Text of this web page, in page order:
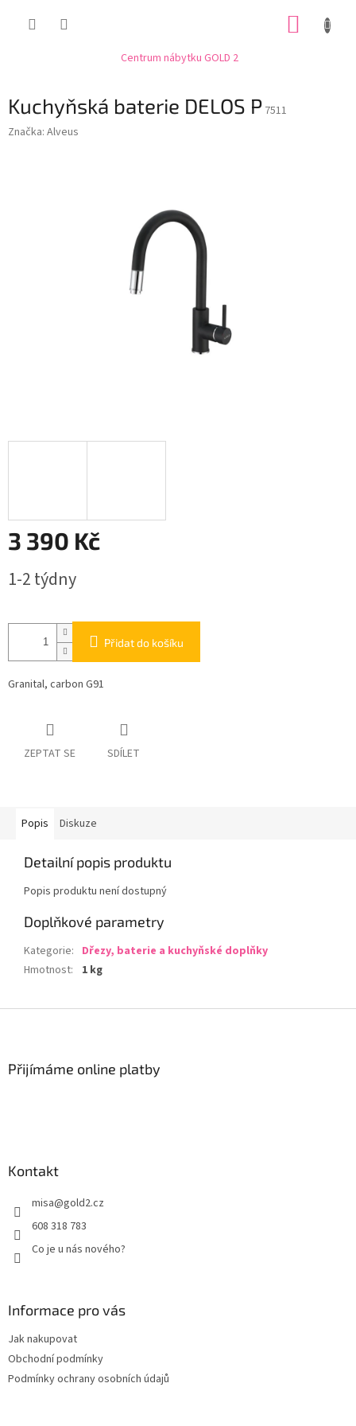
Centrum nábytku GOLD 2
Kuchyňská baterie DELOS P 7511
Značka: Alveus
3 390 Kč
cena:
1-2 týdny
Přidat do košíku
Granital, carbon G91
ZEPTAT SE SDÍLET
Popis Diskuze
Detailní popis produktu
Popis produktu není dostupný
Doplňkové parametry
Kategorie: Dřezy, baterie a kuchyňské doplňky
Hmotnost: 1 kg
Přijímáme online platby
Kontakt
misa@gold2.cz
608 318 783
Co je u nás nového?
Informace pro vás
Jak nakupovat
Obchodní podmínky
Podmínky ochrany osobních údajů